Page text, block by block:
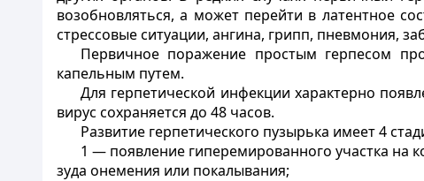
возобновляться, а может перейти в латентное
стрессовые ситуации, ангина, грипп, пневмония,
Первичное поражение простым герпесом
капельным путем.
Для герпетической инфекции характерно
вирус сохраняется до 48 часов.
Развитие герпетического пузырька имеет 4
1 — появление гиперемированного участка
зуда онемения или покалывания;